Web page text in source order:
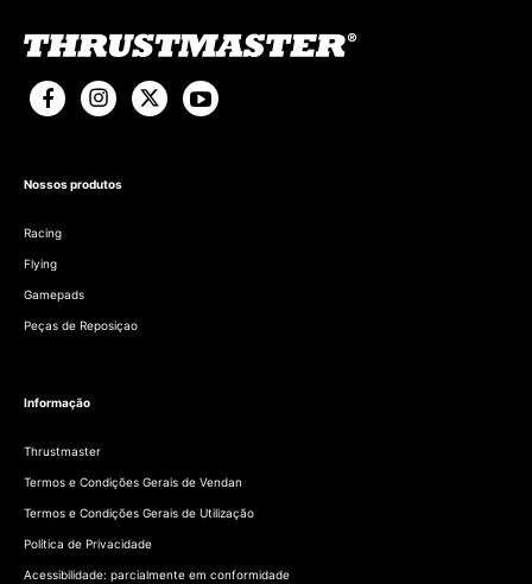
Nossos produtos
Racing
Flying
Gamepads
Peças de Reposiçao
Informação
Thrustmaster
Termos e Condições Gerais de Vendan
Termos e Condições Gerais de Utilização
Política de Privacidade
Acessibilidade: parcialmente em conformidade